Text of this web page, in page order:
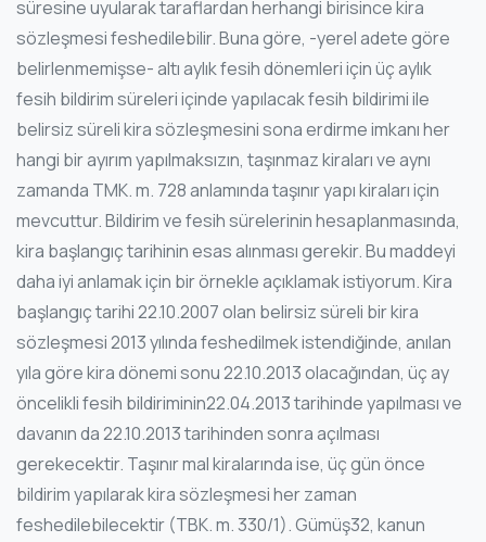
süresine uyularak taraflardan herhangi birisince kira
sözleşmesi feshedilebilir. Buna göre, -yerel adete göre
belirlenmemişse- altı aylık fesih dönemleri için üç aylık
fesih bildirim süreleri içinde yapılacak fesih bildirimi ile
belirsiz süreli kira sözleşmesini sona erdirme imkanı her
hangi bir ayırım yapılmaksızın, taşınmaz kiraları ve aynı
zamanda TMK. m. 728 anlamında taşınır yapı kiraları için
mevcuttur. Bildirim ve fesih sürelerinin hesaplanmasında,
kira başlangıç tarihinin esas alınması gerekir. Bu maddeyi
daha iyi anlamak için bir örnekle açıklamak istiyorum. Kira
başlangıç tarihi 22.10.2007 olan belirsiz süreli bir kira
sözleşmesi 2013 yılında feshedilmek istendiğinde, anılan
yıla göre kira dönemi sonu 22.10.2013 olacağından, üç ay
öncelikli fesih bildiriminin22.04.2013 tarihinde yapılması ve
davanın da 22.10.2013 tarihinden sonra açılması
gerekecektir. Taşınır mal kiralarında ise, üç gün önce
bildirim yapılarak kira sözleşmesi her zaman
feshedilebilecektir (TBK. m. 330/1). Gümüş32, kanun